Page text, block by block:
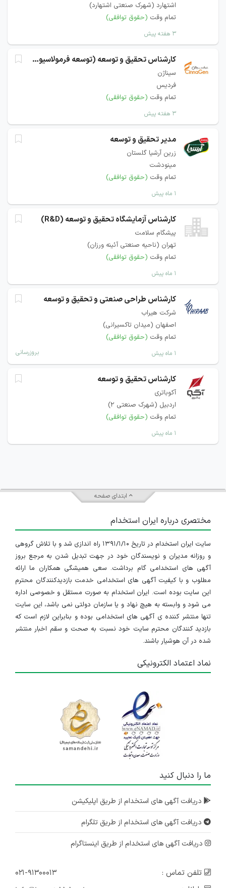
اشتهارد (شهرک صنعتی اشتهارد)
تمام وقت (حقوق توافقی)
۳ هفته پیش
کارشناس تحقیق و توسعه (توسعه فرمولاسیون)
سیناژن
فردیس
تمام وقت (حقوق توافقی)
۳ هفته پیش
مدیر تحقیق و توسعه
زرین آرشیا گلستان
مینودشت
تمام وقت (حقوق توافقی)
۱ ماه پیش
کارشناس آزمایشگاه تحقیق و توسعه (R&D)
پیشگام سلامت
تهران (ناحیه صنعتی آئینه ورزان)
تمام وقت (حقوق توافقی)
۱ ماه پیش
کارشناس طراحی صنعتی و تحقیق و توسعه
شرکت هیراب
اصفهان (میدان تاکسیرانی)
تمام وقت (حقوق توافقی)
۱ ماه پیش بروزرسانی
کارشناس تحقیق و توسعه
آکوباتری
اردبیل (شهرک صنعتی 2)
تمام وقت (حقوق توافقی)
۱ ماه پیش
ابتدای صفحه
مختصری درباره ایران استخدام
سایت ایران استخدام در تاریخ ۱۳۹۱/۱/۱۰ راه اندازی شد و با تلاش گروهی
و روزانه مدیران و نویسندگان خود در جهت تبدیل شدن به مرجع بروز
آگهی های استخدامی گام برداشت. سعی همیشگی همکاران ما ارائه
مطلوب و با کیفیت آگهی های استخدامی خدمت بازدیدکنندگان محترم
این سایت بوده است. ایران استخدام به صورت مستقل و خصوصی اداره
می شود و وابسته به هیچ نهاد و یا سازمان دولتی نمی باشد، این سایت
تنها منتشر کننده ی آگهی های استخدامی بوده و بنابراین لازم است که
بازدید کنندگان محترم سایت خود نسبت به صحت و سقم اخبار منتشر
شده در آن هوشیار باشند.
نماد اعتماد الکترونیکی
ما را دنبال کنید
دریافت آگهی های استخدام از طریق اپلیکیشن
دریافت آگهی های استخدام از طریق تلگرام
دریافت آگهی های استخدام از طریق اینستاگرام
تلفن تماس :
۰۲۱-۹۱۳۰۰۰۱۳